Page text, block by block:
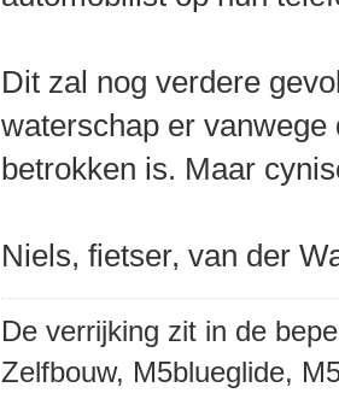
Dit zal nog verdere
waterschap er
betrokken is. Maar
Niels, fietser, van der
De verrijking zit in de
Zelfbouw, M5blueglide,